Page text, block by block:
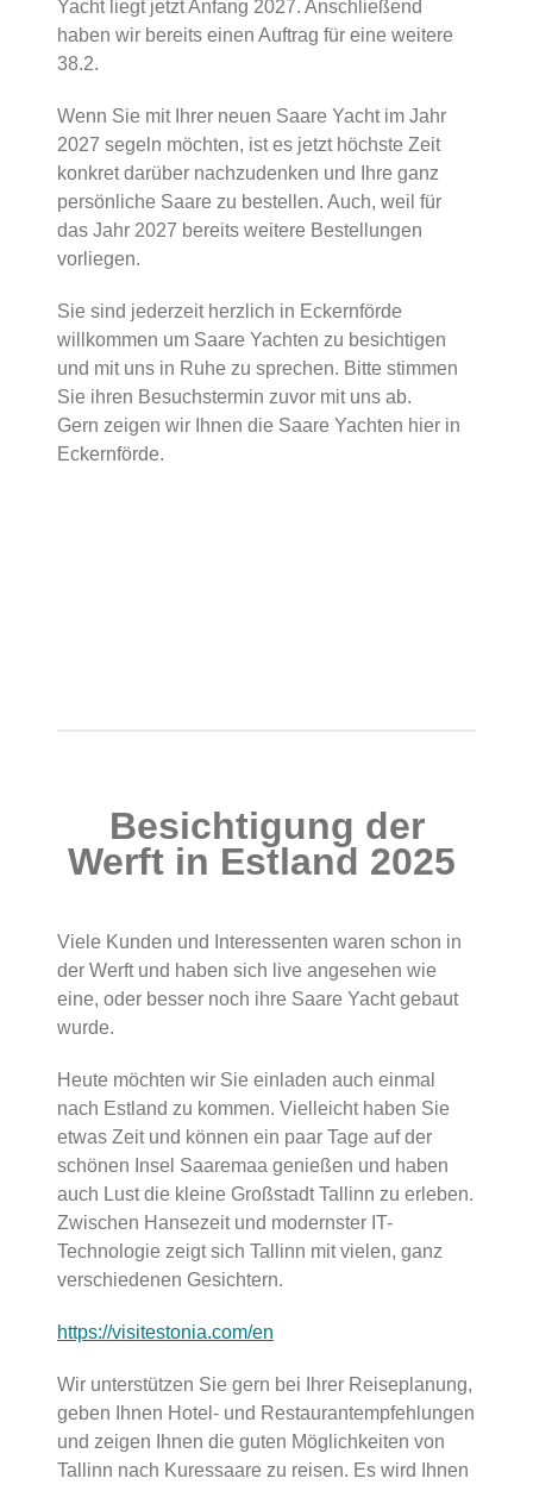
Yacht liegt jetzt Anfang 2027. Anschließend
haben wir bereits einen Auftrag für eine weitere
38.2.
Wenn Sie mit Ihrer neuen Saare Yacht im Jahr
2027 segeln möchten, ist es jetzt höchste Zeit
konkret darüber nachzudenken und Ihre ganz
persönliche Saare zu bestellen. Auch, weil für
das Jahr 2027 bereits weitere Bestellungen
vorliegen.
Sie sind jederzeit herzlich in Eckernförde
willkommen um Saare Yachten zu besichtigen
und mit uns in Ruhe zu sprechen. Bitte stimmen
Sie ihren Besuchstermin zuvor mit uns ab.
Gern zeigen wir Ihnen die Saare Yachten hier in
Eckernförde.
Besichtigung der
Werft in Estland 2025
Viele Kunden und Interessenten waren schon in
der Werft und haben sich live angesehen wie
eine, oder besser noch ihre Saare Yacht gebaut
wurde.
Heute möchten wir Sie einladen auch einmal
nach Estland zu kommen. Vielleicht haben Sie
etwas Zeit und können ein paar Tage auf der
schönen Insel Saaremaa genießen und haben
auch Lust die kleine Großstadt Tallinn zu erleben.
Zwischen Hansezeit und modernster IT-
Technologie zeigt sich Tallinn mit vielen, ganz
verschiedenen Gesichtern.
https://visitestonia.com/en
Wir unterstützen Sie gern bei Ihrer Reiseplanung,
geben Ihnen Hotel- und Restaurantempfehlungen
und zeigen Ihnen die guten Möglichkeiten von
Tallinn nach Kuressaare zu reisen. Es wird Ihnen